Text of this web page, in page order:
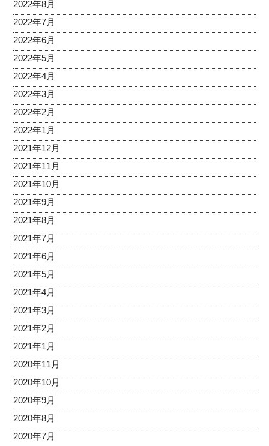
2022年8月
2022年7月
2022年6月
2022年5月
2022年4月
2022年3月
2022年2月
2022年1月
2021年12月
2021年11月
2021年10月
2021年9月
2021年8月
2021年7月
2021年6月
2021年5月
2021年4月
2021年3月
2021年2月
2021年1月
2020年11月
2020年10月
2020年9月
2020年8月
2020年7月